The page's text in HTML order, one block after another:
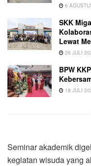
6
SKK
Lewat
26 JULI
BPW
18 JULI
Seminar akademik
kegiatan wisuda yang